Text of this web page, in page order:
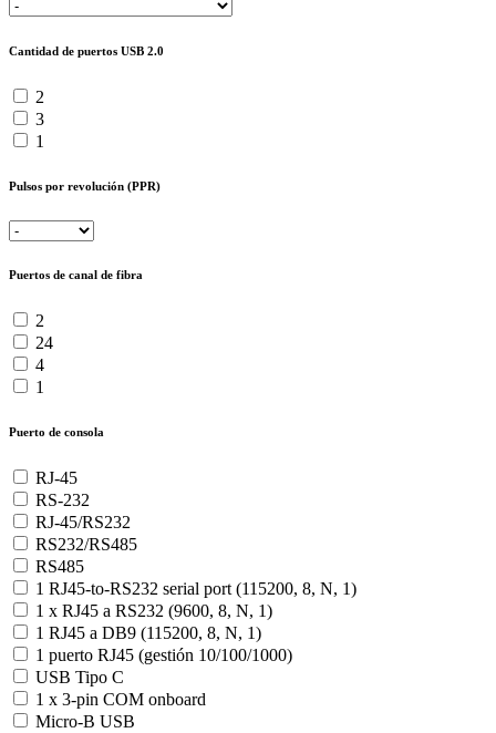
Cantidad de puertos USB 2.0
2
3
1
Pulsos por revolución (PPR)
Puertos de canal de fibra
2
24
4
1
Puerto de consola
RJ-45
RS-232
RJ-45/RS232
RS232/RS485
RS485
1 RJ45-to-RS232 serial port (115200, 8, N, 1)
1 x RJ45 a RS232 (9600, 8, N, 1)
1 RJ45 a DB9 (115200, 8, N, 1)
1 puerto RJ45 (gestión 10/100/1000)
USB Tipo C
1 x 3-pin COM onboard
Micro-B USB